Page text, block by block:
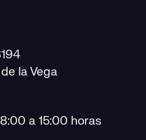
la Vega
a 15:00 horas